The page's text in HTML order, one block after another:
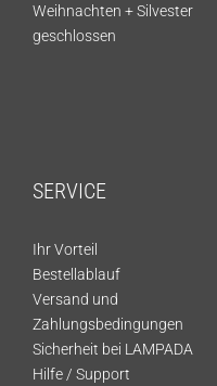
Weihnachten + Silvester
geschlossen
SERVICE
Ihr Vorteil
Bestellablauf
Versand und
Zahlungsbedingungen
Sicherheit bei LAMPADA
Hilfe / Support